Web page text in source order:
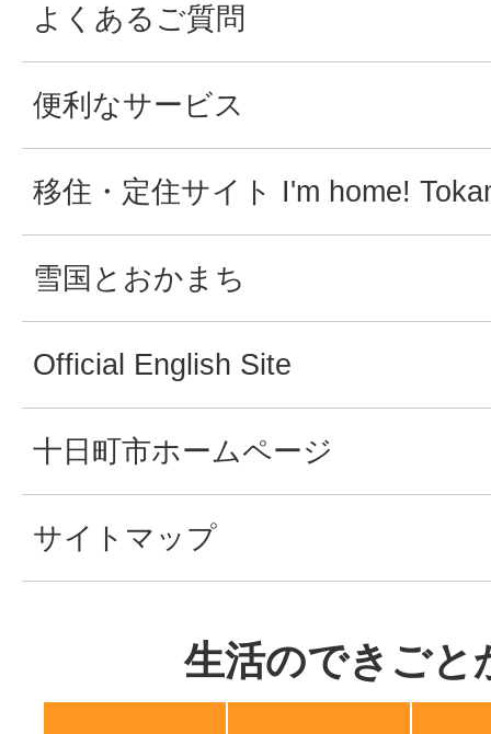
よくあるご質問
便利なサービス
移住・定住サイト I'm home!
雪国とおかまち
Official English Site
十日町市ホームページ
サイトマップ
生活のできごと